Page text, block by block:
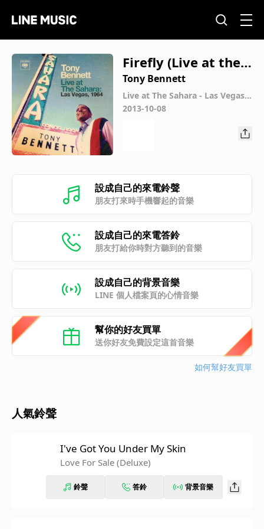
Firefly (Live at the S
ahara Hotel, Las Ve
gas, NV - April 1964)
Tony Bennett
Live at The Sahara - Las Vegas,
1964
2013-10-08
設成自己的來電鈴聲
朋友打來時手機響起的音樂
設成自己的來電答鈴
朋友打給你時對方聽到的音樂
設成自己的背景音樂
LINE 個人檔案頁的心情音樂
幫你的好友買單
送你好友免費設定這首音樂
如何幫好友買單
人氣鈴聲
I've Got You Under My Skin
Love For Sale (Deluxe)
鈴聲 答鈴 背景音樂